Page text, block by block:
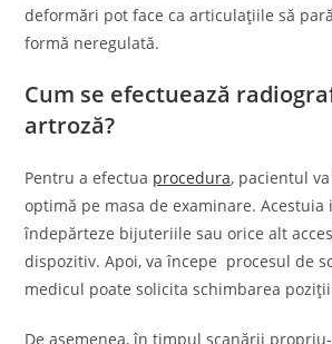
deformări pot face ca articulațiile să
formă neregulată.
Cum se efectuează
artroză?
Pentru a efectua procedura, pacientul
optimă pe masa de examinare. Acestuia
îndepărteze bijuteriile sau orice alt
dispozitiv. Apoi, va începe procesul de
medicul poate solicita schimbarea
De asemenea, în timpul scanării